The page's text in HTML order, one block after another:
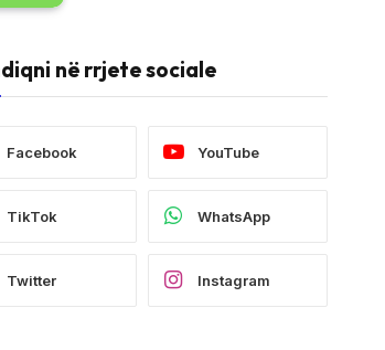
në rrjete sociale
Facebook YouTube
TikTok WhatsApp
Twitter Instagram